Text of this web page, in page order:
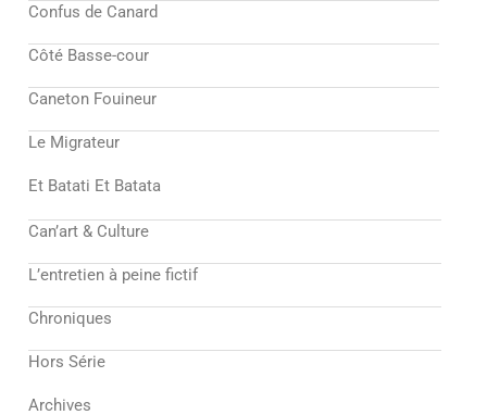
Confus de Canard
Côté Basse-cour
Caneton Fouineur
Le Migrateur
Et Batati Et Batata
Can’art & Culture
L’entretien à peine fictif
Chroniques
Hors Série
Archives